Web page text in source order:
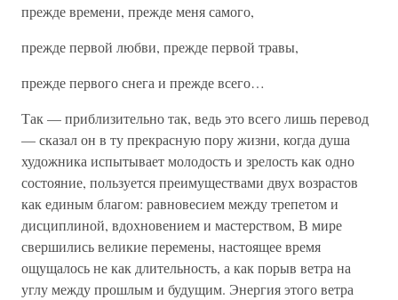
прежде времени, прежде меня самого,
прежде первой любви, прежде первой травы,
прежде первого снега и прежде всего…
Так — приблизительно так, ведь это всего лишь перевод
— сказал он в ту прекрасную пору жизни, когда душа
художника испытывает молодость и зрелость как одно
состояние, пользуется преимуществами двух возрастов
как единым благом: равновесием между трепетом и
дисциплиной, вдохновением и мастерством, В мире
свершились великие перемены, настоящее время
ощущалось не как длительность, а как порыв ветра на
углу между прошлым и будущим. Энергия этого ветра